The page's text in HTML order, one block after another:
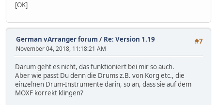
[OK]
#7
German vArranger forum / Re: Version 1.19
November 04, 2018, 11:18:21 AM
Darum geht es nicht, das funktioniert bei mir so auch.
Aber wie passt Du denn die Drums z.B. von Korg etc., die
einzelnen Drum-Instrumente darin, so an, dass sie auf dem
MOXF korrekt klingen?